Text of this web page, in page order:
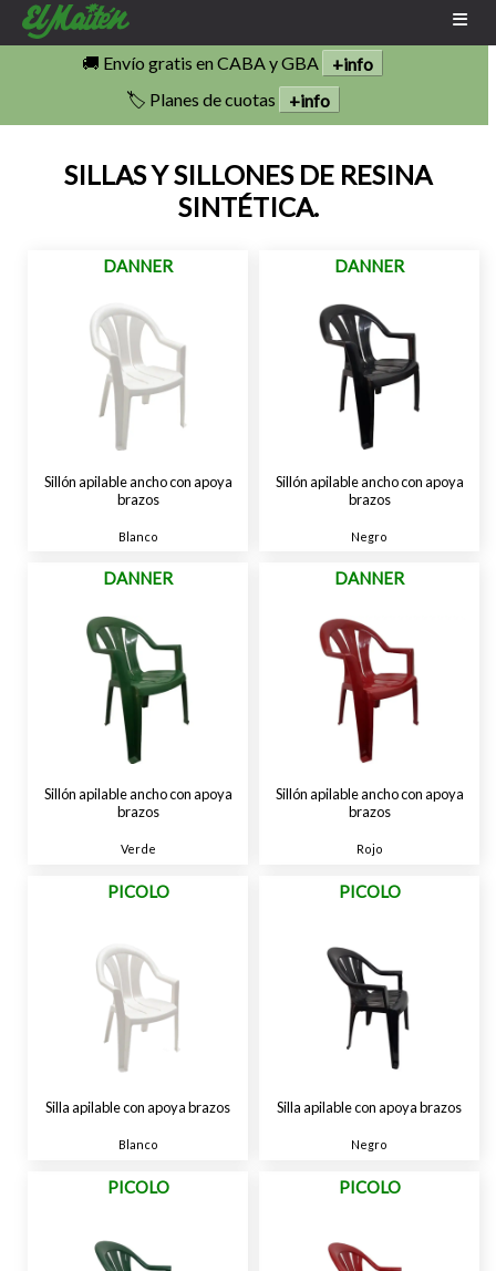
🚚 Envío gratis en CABA y GBA
+info
🏷️ Planes de cuotas
+info
SILLAS Y SILLONES DE RESINA
SINTÉTICA.
DANNER
Sillón apilable ancho con apoya
brazos
Blanco
DANNER
Sillón apilable ancho con apoya
brazos
Negro
DANNER
Sillón apilable ancho con apoya
brazos
Verde
DANNER
Sillón apilable ancho con apoya
brazos
Rojo
PICOLO
Silla apilable con apoya brazos
Blanco
PICOLO
Silla apilable con apoya brazos
Negro
PICOLO PICOLO